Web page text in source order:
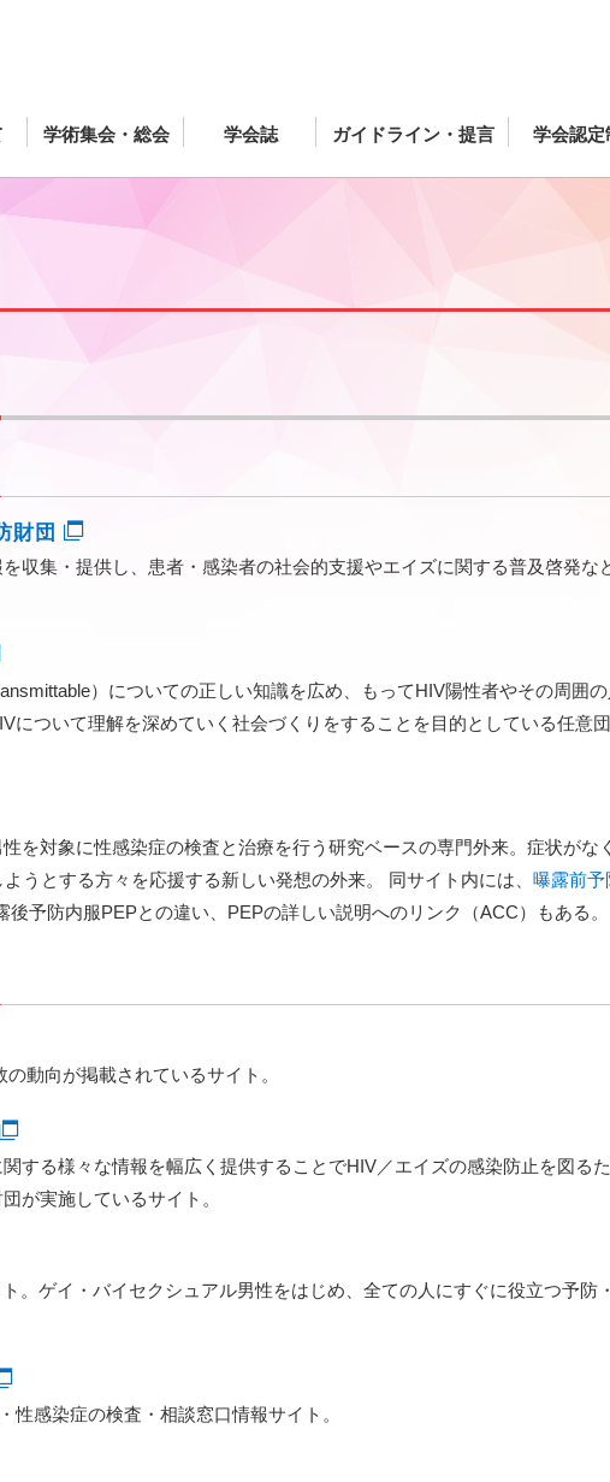
学術集会・総会 学会誌 ガイドライン・提言 学会認定
財団
収集・提供し、患者・感染者の社会的支援やエイズに関する普及啓発
）についての正しい知識を広め、もってHIV陽性者やその周囲
について理解を深めていく社会づくりをすることを目的としている任意
を対象に性感染症の検査と治療を行う研究ベースの専門外来。症状がな
うとする方々を応援する新しい発想の外来。 同サイト内には、 曝露前予
後予防内服PEPとの違い、PEPの詳しい説明へのリンク（ACC）もある。
動向が掲載されているサイト。
する様々な情報を幅広く提供することでHIV／エイズの感染防止を図る
が実施しているサイト。
。ゲイ・バイセクシュアル男性をはじめ、全ての人にすぐに役立つ予防
性感染症の検査・相談窓口情報サイト。